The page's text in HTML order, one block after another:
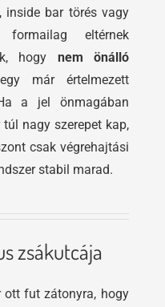
inside bar törés vagy
eltérnek
hogy nem önálló
már értelmezett
a jel önmagában
nagy szerepet kap,
csak végrehajtási
stabil marad.
zsákutcája
ott fut zátonyra, hogy